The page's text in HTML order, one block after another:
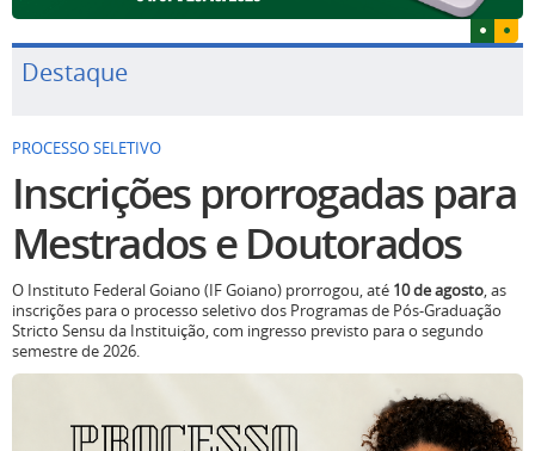
Destaque
PROCESSO SELETIVO
Inscrições prorrogadas para
Mestrados e Doutorados
O Instituto Federal Goiano (IF Goiano) prorrogou, até 10 de agosto, as
inscrições para o processo seletivo dos Programas de Pós-Graduação
Stricto Sensu da Instituição, com ingresso previsto para o segundo
semestre de 2026.